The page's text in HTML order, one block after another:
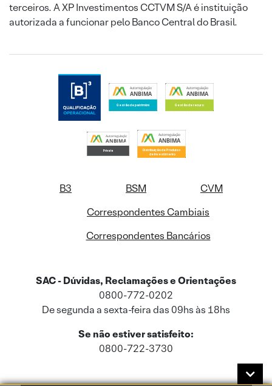
terceiros. A XP Investimentos CCTVM S/A é instituição
autorizada a funcionar pelo Banco Central do Brasil.
B3 BSM
CVM
Correspondentes Cambiais
Correspondentes Bancários
SAC - Dúvidas, Reclamações e Orientações
0800-772-0202
De segunda a sexta-feira das 09hs às 18hs
Se não estiver satisfeito:
0800-722-3730